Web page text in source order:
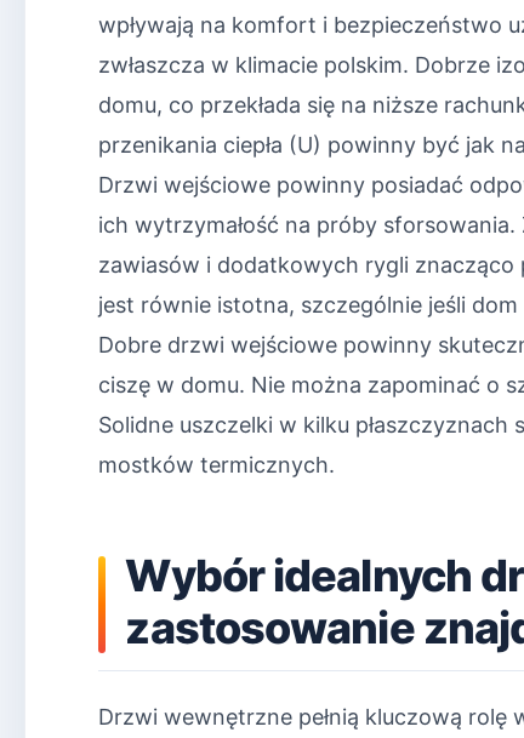
wpływają na komfort i bezpieczeństwo
zwłaszcza w klimacie polskim. Dobrze
domu, co przekłada się na niższe
przenikania ciepła (U) powinny być jak
Drzwi wejściowe powinny posiadać
ich wytrzymałość na próby
zawiasów i dodatkowych rygli
jest równie istotna, szczególnie jeśli
Dobre drzwi wejściowe powinny
ciszę w domu. Nie można zapominać o
Solidne uszczelki w kilku płaszczyznach
mostków termicznych.
Wybór idealnych
zastosowanie
Drzwi wewnętrzne pełnią kluczową rolę